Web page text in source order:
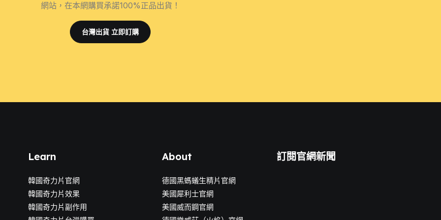
網站，在本網購買承諾100%正品出貨！
台灣出貨 立即訂購
Learn
韓國奇力片官網
韓國奇力片效果
韓國奇力片副作用
About
德國黑螞蟻生精片官網
美國犀利士官網
美國威而鋼官網
訂閱官網新聞